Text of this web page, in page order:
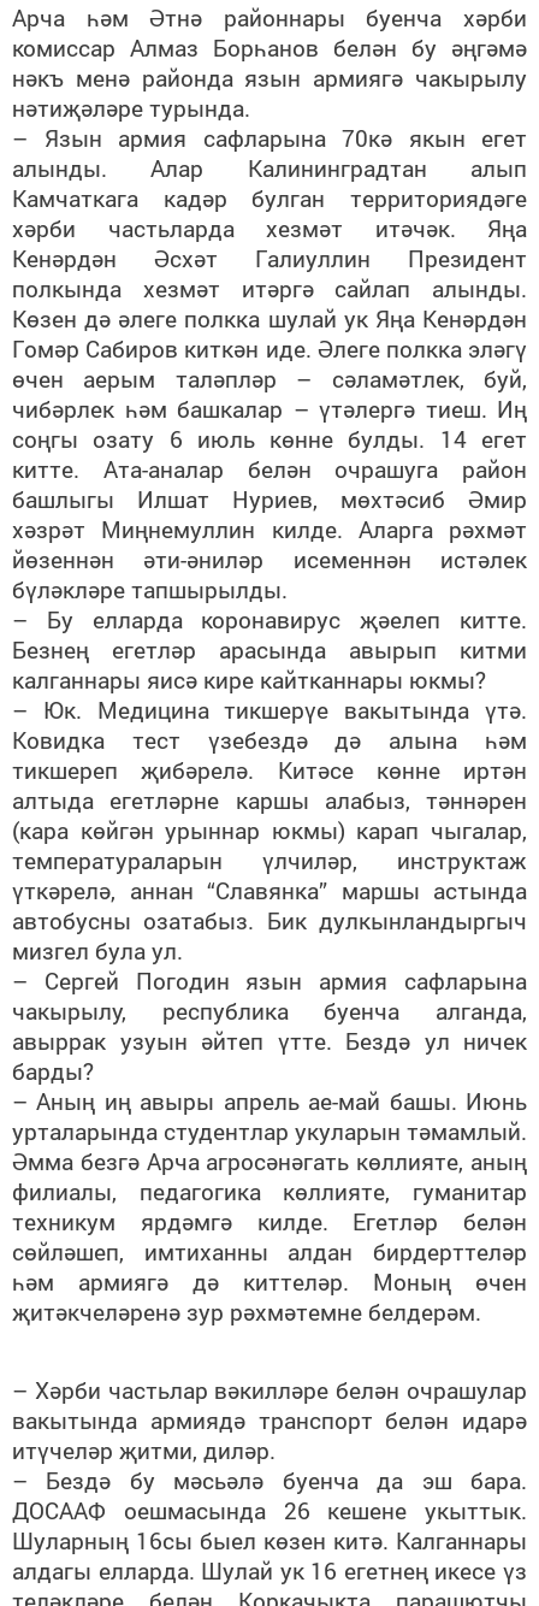
Арча һәм Әтнә районнары буенча хәрби
комиссар Алмаз Борһанов белән бу әңгәмә
нәкъ менә районда язын армиягә чакырылу
нәтиҗәләре турында.
– Язын армия сафларына 70кә якын егет
алынды. Алар Калининградтан алып
Камчаткага кадәр булган территориядәге
хәрби частьларда хезмәт итәчәк. Яңа
Кенәрдән Әсхәт Галиуллин Президент
полкында хезмәт итәргә сайлап алынды.
Көзен дә әлеге полкка шулай ук Яңа Кенәрдән
Гомәр Сабиров киткән иде. Әлеге полкка эләгү
өчен аерым таләпләр – сәламәтлек, буй,
чибәрлек һәм башкалар – үтәлергә тиеш. Иң
соңгы озату 6 июль көнне булды. 14 егет
китте. Ата-аналар белән очрашуга район
башлыгы Илшат Нуриев, мөхтәсиб Әмир
хәзрәт Миңнемуллин килде. Аларга рәхмәт
йөзеннән әти-әниләр исеменнән истәлек
бүләкләре тапшырылды.
– Бу елларда коронавирус җәелеп китте.
Безнең егетләр арасында авырып китми
калганнары яисә кире кайтканнары юкмы?
– Юк. Медицина тикшерүе вакытында үтә.
Ковидка тест үзебездә дә алына һәм
тикшереп җибәрелә. Китәсе көнне иртән
алтыда егетләрне каршы алабыз, тәннәрен
(кара көйгән урыннар юкмы) карап чыгалар,
температураларын үлчиләр, инструктаж
үткәрелә, аннан “Славянка” маршы астында
автобусны озатабыз. Бик дулкынландыргыч
мизгел була ул.
– Сергей Погодин язын армия сафларына
чакырылу, республика буенча алганда,
авыррак узуын әйтеп үтте. Бездә ул ничек
барды?
– Аның иң авыры апрель ае-май башы. Июнь
урталарында студентлар укуларын тәмамлый.
Әмма безгә Арча агросәнәгать көллияте, аның
филиалы, педагогика көллияте, гуманитар
техникум ярдәмгә килде. Егетләр белән
сөйләшеп, имтиханны алдан бирдерттеләр
һәм армиягә дә киттеләр. Моның өчен
җитәкчеләренә зур рәхмәтемне белдерәм.
– Хәрби частьлар вәкилләре белән очрашулар
вакытында армиядә транспорт белән идарә
итүчеләр җитми, диләр.
– Бездә бу мәсьәлә буенча да эш бара.
ДОСААФ оешмасында 26 кешене укыттык.
Шуларның 16сы быел көзен китә. Калганнары
алдагы елларда. Шулай ук 16 егетнең икесе үз